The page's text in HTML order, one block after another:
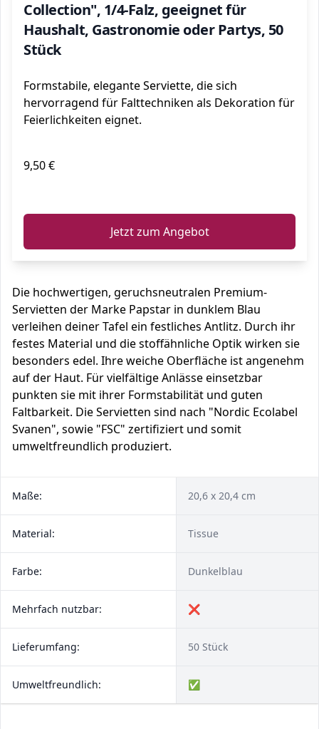
Collection", 1/4-Falz, geeignet für
Haushalt, Gastronomie oder Partys, 50
Stück
Formstabile, elegante Serviette, die sich
hervorragend für Falttechniken als Dekoration für
Feierlichkeiten eignet.
9,50 €
Jetzt zum Angebot
Die hochwertigen, geruchsneutralen Premium-
Servietten der Marke Papstar in dunklem Blau
verleihen deiner Tafel ein festliches Antlitz. Durch ihr
festes Material und die stoffähnliche Optik wirken sie
besonders edel. Ihre weiche Oberfläche ist angenehm
auf der Haut. Für vielfältige Anlässe einsetzbar
punkten sie mit ihrer Formstabilität und guten
Faltbarkeit. Die Servietten sind nach "Nordic Ecolabel
Svanen", sowie "FSC" zertifiziert und somit
umweltfreundlich produziert.
Maße: 20,6 x 20,4 cm
Material: Tissue
Farbe: Dunkelblau
Mehrfach nutzbar: ❌
Lieferumfang: 50 Stück
Umweltfreundlich: ✅